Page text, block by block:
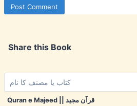
Share this Book
Quran e Majeed || قرآن مجید